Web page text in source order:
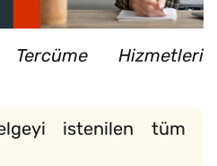
Tercüme Hizmetleri
istenilen tüm